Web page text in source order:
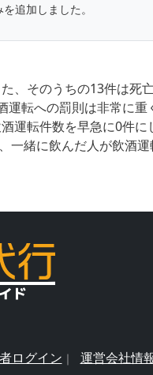
追加しました。
、そのうちの13件は死
転への罰則は非常に
運転件数を早急に0件
一緒に飲んだ人が飲酒
ログイン 運営会社情